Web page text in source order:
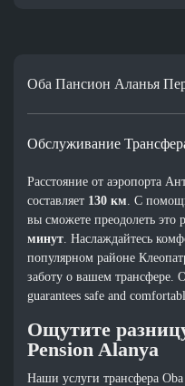
Оба Пансион Аланья
Обслуживание
Расстояние от аэропорта
составляет 130 км . С
вы сможете преодолеть это
минут . Наслаждайтесь
популярном районе
заботу о вашем трансфере.
guarantees safe and
Ощутите
Pension Alanya
Наши услуги трансфера